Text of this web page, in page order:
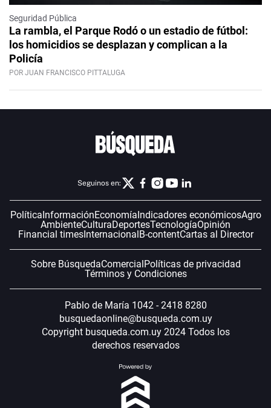
Seguridad Pública
La rambla, el Parque Rodó o un estadio de fútbol:
los homicidios se desplazan y complican a la
Policía
POR JUAN FRANCISCO PITTALUGA
Seguinos en:
Política InformaciónEconomía Indicadores económicosAgro
AmbienteCulturaDeportesTecnologíaOpinión
Financial timesInternacional B-contentCartas al Director
Sobre BúsquedaComercial Políticas de privacidad
Términos y Condiciones
Pablo de María 1042 - 2418 8280
busquedaonline@busqueda.com.uy
Copyright busqueda.com.uy 2024 Todos los
derechos reservados